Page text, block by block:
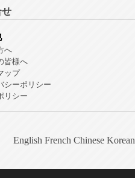
せ
へ
皆様へ
ップ
シーポリシー
リシー
English French Chinese Korean